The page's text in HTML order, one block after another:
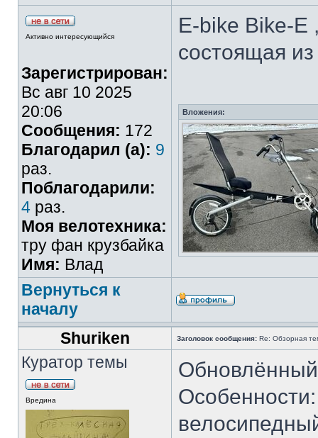
Активно интересующийся
Зарегистрирован:
Вс авг 10 2025
20:06
Сообщения: 172
Благодарил (а): 9
раз.
Поблагодарили:
4 раз.
Моя велотехника:
тру фан крузбайка
Имя: Влад
E-bike Bike-E
состоящая
Вложения:
Вернуться к
началу
Shuriken
Заголовок сообщения: Re: Обзорная
Куратор темы
Вредина